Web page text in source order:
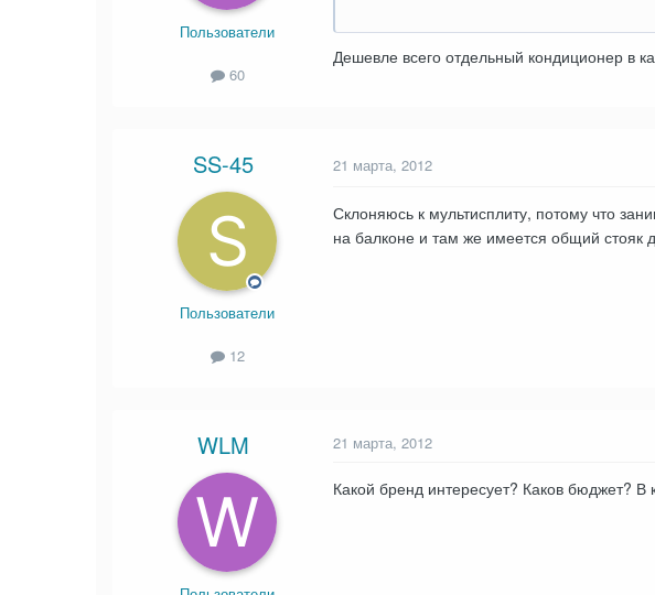
Пользователи
60
Дешевле всего отдельный кондиционер в
SS-45
Пользователи
12
21 марта, 2012
Склоняюсь к мультисплиту, потому что
на балконе и там же имеется общий стояк
WLM 21 марта, 2012
Какой бренд интересует? Каков бюджет?